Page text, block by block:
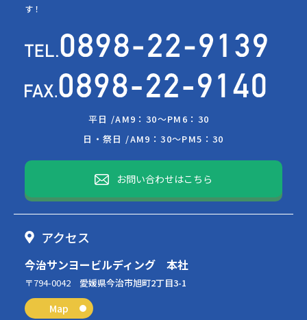
す！
平日 /AM9：30～PM6：30
日・祭日 /AM9：30～PM5：30
お問い合わせはこちら
アクセス
今治サンヨービルディング 本社
〒794-0042 愛媛県今治市旭町2丁目3-1
Map